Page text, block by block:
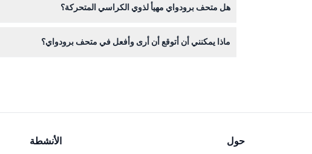
هل متحف برودواي مهيأ لذوي الكراسي المتحركة؟
ماذا يمكنني أن أتوقع أن أرى وأفعل في متحف برودواي؟
حول الأنشطة